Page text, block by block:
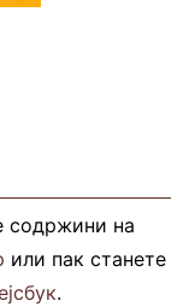
содржини на
или пак станете
.